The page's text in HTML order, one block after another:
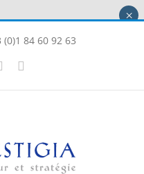
84 60 92 63
Instagram
×